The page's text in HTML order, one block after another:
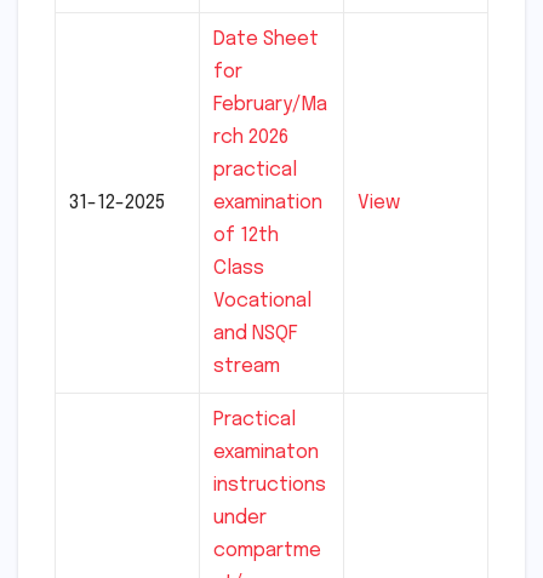
31-12-2025
Date Sheet
for
February/Ma
rch 2026
practical
examination
of 12th
Class
Vocational
and NSQF
stream
View
Practical
examinaton
instructions
under
compartme